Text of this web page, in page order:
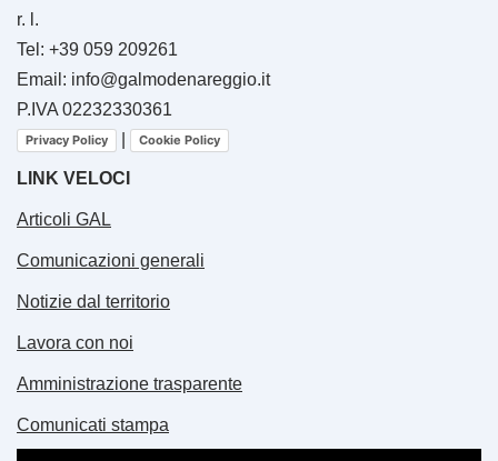
r. l.
Tel: +39 059 209261
Email: info@galmodenareggio.it
P.IVA 02232330361
Privacy Policy Cookie Policy
LINK VELOCI
Articoli GAL
Comunicazioni generali
Notizie dal territorio
Lavora con noi
Amministrazione trasparente
Comunicati stampa